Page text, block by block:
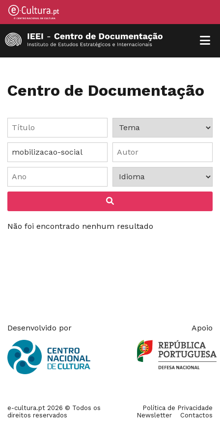
Centro de Documentação
Não foi encontrado nenhum resultado
Desenvolvido por Apoio
e-cultura.pt 2026 © Todos os
direitos reservados
Política de Privacidade
Newsletter
Contactos